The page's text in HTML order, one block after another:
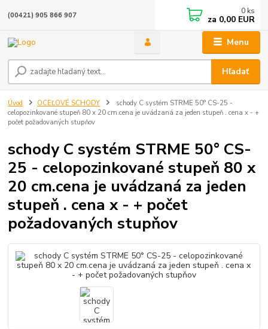
Menu
Hľadať
(00421) 905 866 907 0 ks
za 0,00 EUR
Úvod OCEĽOVÉ SCHODY
schody C systém STRME 50° CS-25 -
celopozinkované stupeň 80 x 20 cm.cena je uvádzaná za jeden stupeň . cena x - +
počet požadovaných stupňov
schody C systém STRME 50° CS-
25 - celopozinkované stupeň 80 x
20 cm.cena je uvádzaná za jeden
stupeň . cena x - + počet
požadovaných stupňov